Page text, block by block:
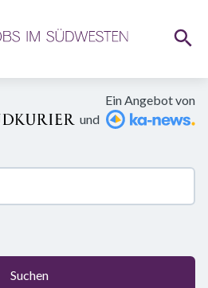
Ein Angebot von
und
Suchen